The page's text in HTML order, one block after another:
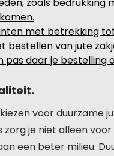
met betrekking
bestellen van jute
pas daar je bestelling
voor duurzame
je niet alleen
een beter milieu.